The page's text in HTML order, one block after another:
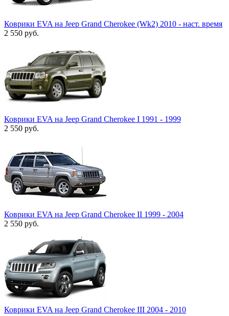
Коврики EVA на Jeep Grand Cherokee (Wk2) 2010 - наст. время
2 550 руб.
Коврики EVA на Jeep Grand Cherokee I 1991 - 1999
2 550 руб.
Коврики EVA на Jeep Grand Cherokee II 1999 - 2004
2 550 руб.
Коврики EVA на Jeep Grand Cherokee III 2004 - 2010